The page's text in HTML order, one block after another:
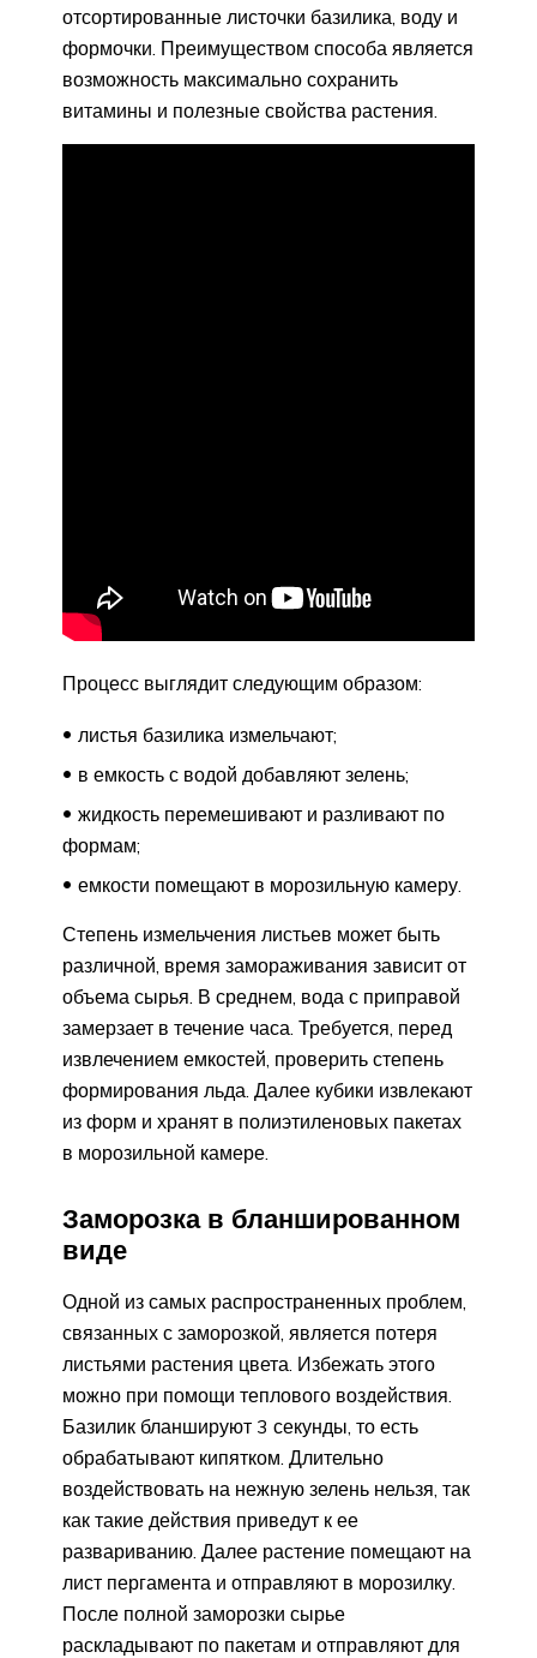
отсортированные листочки базилика, воду и
формочки. Преимуществом способа является
возможность максимально сохранить
витамины и полезные свойства растения.
Процесс выглядит следующим образом:
листья базилика измельчают;
в емкость с водой добавляют зелень;
жидкость перемешивают и разливают по
формам;
емкости помещают в морозильную камеру.
Степень измельчения листьев может быть
различной, время замораживания зависит от
объема сырья. В среднем, вода с приправой
замерзает в течение часа. Требуется, перед
извлечением емкостей, проверить степень
формирования льда. Далее кубики извлекают
из форм и хранят в полиэтиленовых пакетах
в морозильной камере.
Заморозка в бланшированном
виде
Одной из самых распространенных проблем,
связанных с заморозкой, является потеря
листьями растения цвета. Избежать этого
можно при помощи теплового воздействия.
Базилик бланшируют 3 секунды, то есть
обрабатывают кипятком. Длительно
воздействовать на нежную зелень нельзя, так
как такие действия приведут к ее
развариванию. Далее растение помещают на
лист пергамента и отправляют в морозилку.
После полной заморозки сырье
раскладывают по пакетам и отправляют для